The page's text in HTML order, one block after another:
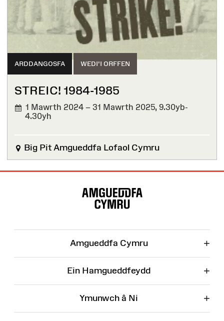
ARDDANGOSFA WEDI'I ORFFEN
STREIC! 1984-1985
1 Mawrth 2024 – 31 Mawrth 2025, 9.30yb-
4.30yh
WEDI'I
Big Pit Amgueddfa Lofaol Cymru
Amgueddfa Cymru +
Ein Hamgueddfeydd +
Ymunwch â Ni +